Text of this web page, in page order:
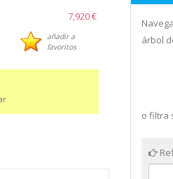
7,920 €
añadir a
favoritos
árbol
o filtra